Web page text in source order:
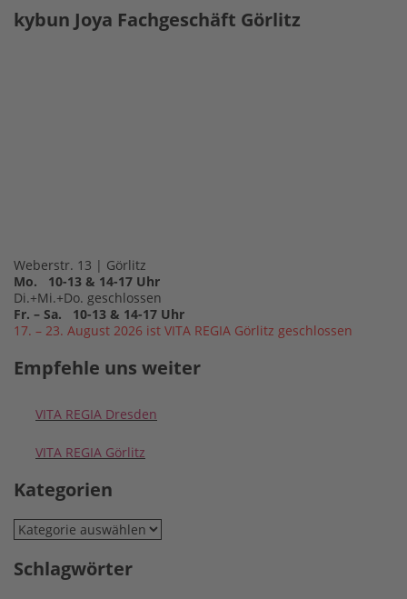
kybun Joya Fachgeschäft Görlitz
Weberstr. 13 | Görlitz
Mo. 10-13 & 14-17 Uhr
Di.+Mi.+Do. geschlossen
Fr. – Sa. 10-13 & 14-17 Uhr
17. – 23. August 2026 ist VITA REGIA Görlitz geschlossen
Empfehle uns weiter
VITA REGIA Dresden
VITA REGIA Görlitz
Kategorien
Kategorien
Schlagwörter